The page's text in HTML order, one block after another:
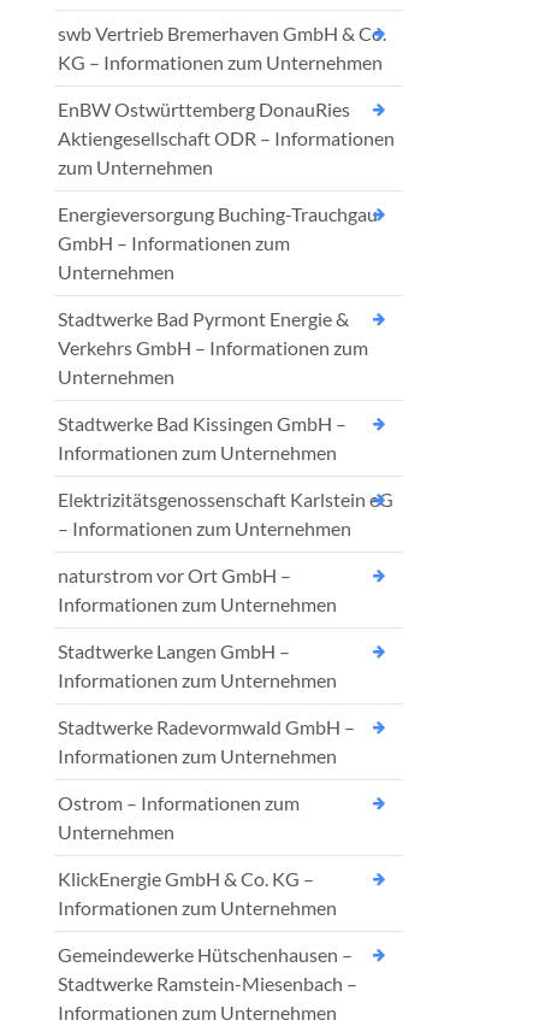
swb Vertrieb Bremerhaven GmbH & Co.
KG – Informationen zum Unternehmen
EnBW Ostwürttemberg DonauRies
Aktiengesellschaft ODR – Informationen
zum Unternehmen
Energieversorgung Buching-Trauchgau
GmbH – Informationen zum
Unternehmen
Stadtwerke Bad Pyrmont Energie &
Verkehrs GmbH – Informationen zum
Unternehmen
Stadtwerke Bad Kissingen GmbH –
Informationen zum Unternehmen
Elektrizitätsgenossenschaft Karlstein eG
– Informationen zum Unternehmen
naturstrom vor Ort GmbH –
Informationen zum Unternehmen
Stadtwerke Langen GmbH –
Informationen zum Unternehmen
Stadtwerke Radevormwald GmbH –
Informationen zum Unternehmen
Ostrom – Informationen zum
Unternehmen
KlickEnergie GmbH & Co. KG –
Informationen zum Unternehmen
Gemeindewerke Hütschenhausen –
Stadtwerke Ramstein-Miesenbach –
Informationen zum Unternehmen